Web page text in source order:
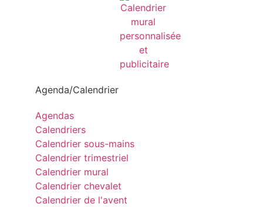
Agenda/Calendrier
Agendas
Calendriers
Calendrier sous-mains
Calendrier trimestriel
Calendrier mural
Calendrier chevalet
Calendrier de l'avent